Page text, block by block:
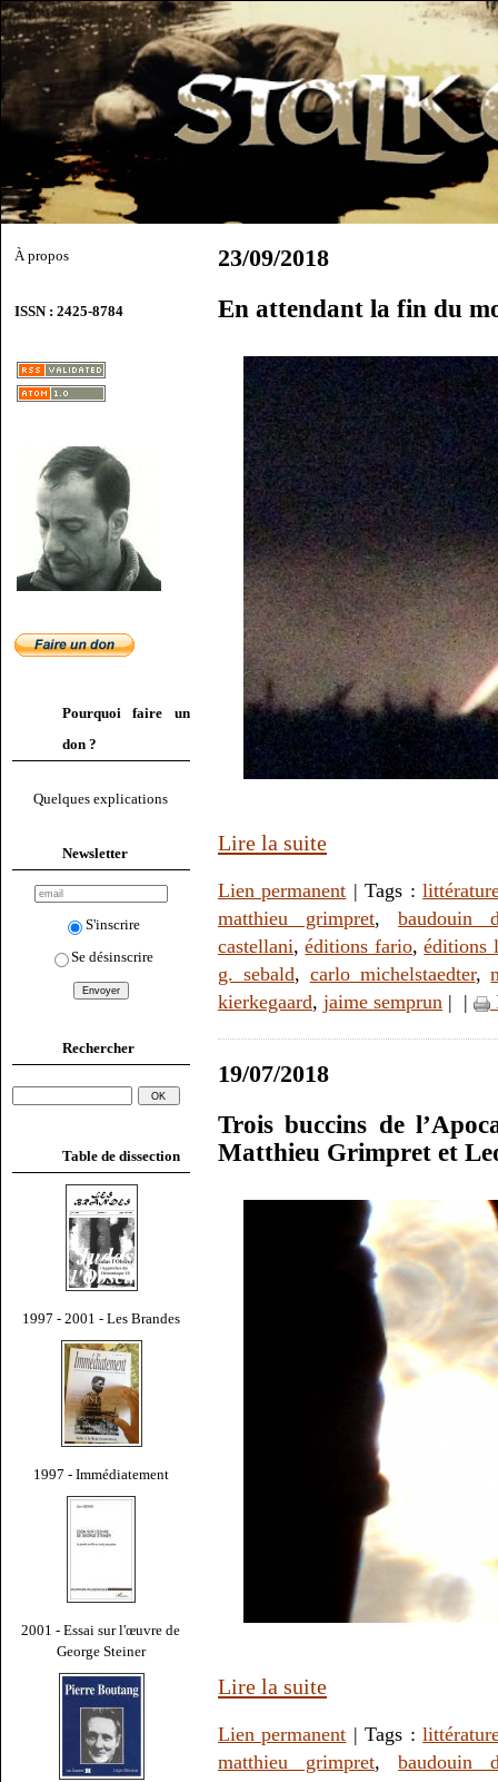
À propos
ISSN : 2425-8784
Pourquoi faire un
don ?
Quelques explications
Newsletter
S'inscrire
Se désinscrire
Rechercher
Table de dissection
1997 - 2001 - Les Brandes
1997 - Immédiatement
2001 - Essai sur l'œuvre de
George Steiner
23/09/2018
En attendant la fin du
Lire la suite
Lien permanent | Tags :
matthieu grimpret,baudouin
castellani,éditions fario,éditions
g. sebald, carlo michelstaedter,
kierkegaard, jaime semprun | |
19/07/2018
Trois buccins de
Matthieu Grimpret et
Lire la suite
Lien permanent | Tags :
matthieu grimpret,baudouin